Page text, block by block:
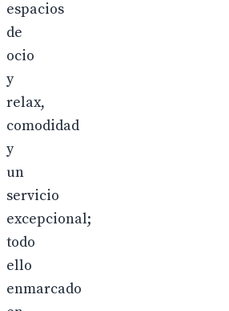
espacios
de
ocio
y
relax,
comodidad
y
un
servicio
excepcional;
todo
ello
enmarcado